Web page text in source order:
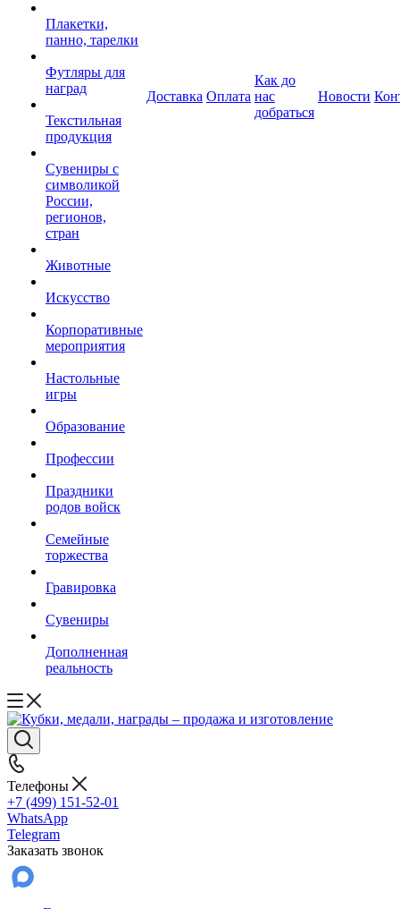
Плакетки,
панно, тарелки
Футляры для
наград
Текстильная
продукция
Сувениры с
символикой
России,
регионов,
стран
Животные
Искусство
Корпоративные
мероприятия
Настольные
игры
Образование
Профессии
Праздники
родов войск
Семейные
торжества
Гравировка
Сувениры
Дополненная
реальность
Доставка Оплата
Как до
нас
добраться
Новости
Телефоны
+7 (499) 151-52-01
WhatsApp
Telegram
Заказать звонок